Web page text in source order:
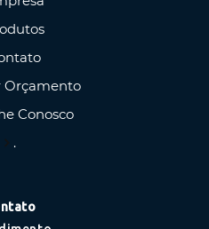
Orçamento
Conosco
.